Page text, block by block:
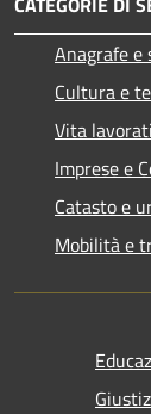
Anagrafe
Cultura e
Vita
Imprese e
Catasto e
Mobilità e